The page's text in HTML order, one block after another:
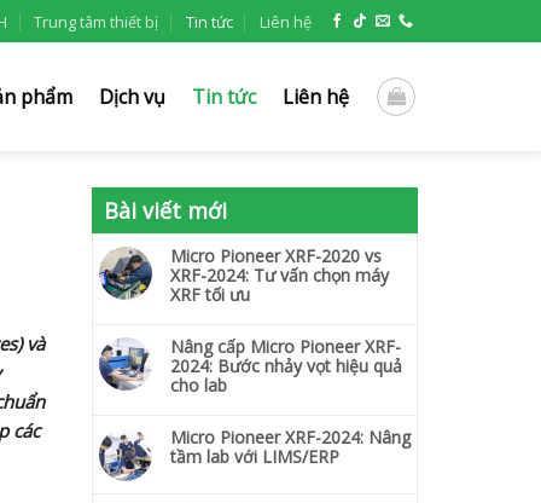
Trung tâm thiết bị Tin tức Liên hệ
phẩm Dịch vụ Tin tức Liên hệ
và
các
Bài viết mới
Micro Pioneer XRF-2020 vs
XRF-2024: Tư vấn chọn máy
XRF tối ưu
Nâng cấp Micro Pioneer XRF-
2024: Bước nhảy vọt hiệu quả
cho lab
Micro Pioneer XRF-2024: Nâng
tầm lab với LIMS/ERP